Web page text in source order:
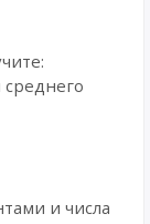
среднего
и числа